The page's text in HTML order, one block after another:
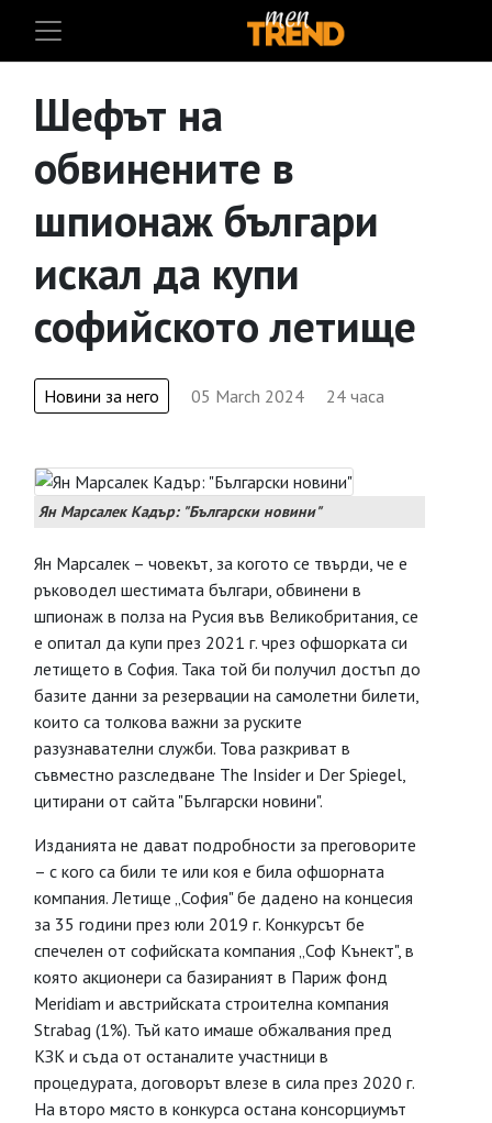
Шефът на
обвинените в
шпионаж българи
искал да купи
софийското летище
Новини за него 05 March 2024 24 часа
Ян Марсалек Кадър: "Български новини"
Ян Марсалек – човекът, за когото се твърди, че е
ръководел шестимата българи, обвинени в
шпионаж в полза на Русия във Великобритания, се
е опитал да купи през 2021 г. чрез офшорката си
летището в София. Така той би получил достъп до
базите данни за резервации на самолетни билети,
които са толкова важни за руските
разузнавателни служби. Това разкриват в
съвместно разследване The Insider и Der Spiеgel,
цитирани от сайта "Български новини".
Изданията не дават подробности за преговорите
– с кого са били те или коя е била офшорната
компания. Летище „София" бе дадено на концесия
за 35 години през юли 2019 г. Конкурсът бе
спечелен от софийската компания „Соф Кънект", в
която акционери са базираният в Париж фонд
Meridiam и австрийската строителна компания
Strabag (1%). Тъй като имаше обжалвания пред
КЗК и съда от останалите участници в
процедурата, договорът влезе в сила през 2020 г.
На второ място в конкурса остана консорциумът